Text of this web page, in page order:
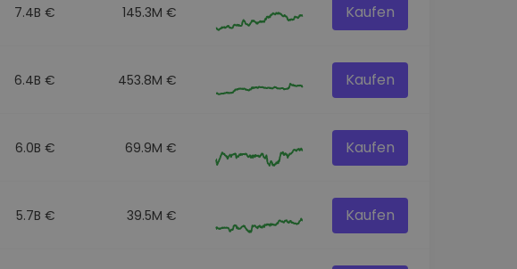
7.4B € 145.3M € Kaufen
6.4B € 453.8M € Kaufen
6.0B € 69.9M € Kaufen
5.7B € 39.5M € Kaufen